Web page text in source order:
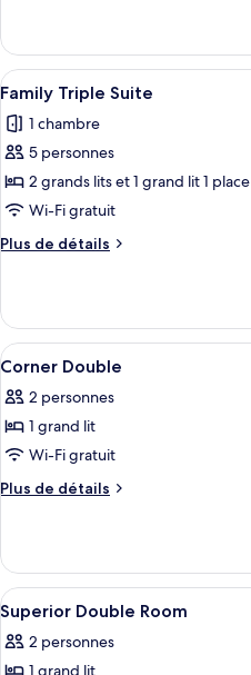
Deluxe
Premier
Twin
Room
(No
Kitchen)
le
type
de
chambre
Deluxe
Premier
Room
(No
Afficher
toutes
les
photos
pour
ce
type
de
Family
Triple
Suite
15
Family Triple Suite
1 chambre
5 personnes
2 grands lits et 1 grand lit 1 place
Wi-Fi gratuit
Plus de détails
Plus
le
type
de
Family
Triple
Afficher
toutes
les
photos
pour
ce
chambre :
Corner
Double
9
Corner Double
2 personnes
1 grand lit
Wi-Fi gratuit
Plus de détails
Plus
le
type
de
chambre
Corner
Double
Afficher
toutes
les
8
Superior Double Room
2 personnes
1 grand lit